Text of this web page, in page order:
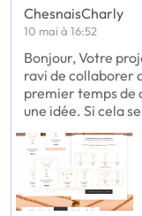
ChesnaisCharly
10 mai à 16:52
Bonjour, Votre
ravi de collaborer
premier temps
une idée. Si cela